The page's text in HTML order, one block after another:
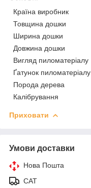
Країна виробник
Товщина дошки
Ширина дошки
Довжина дошки
Вигляд пиломатеріалу
Ґатунок пиломатеріалу
Порода дерева
Калібрування
Приховати
Умови доставки
Нова Пошта
САТ